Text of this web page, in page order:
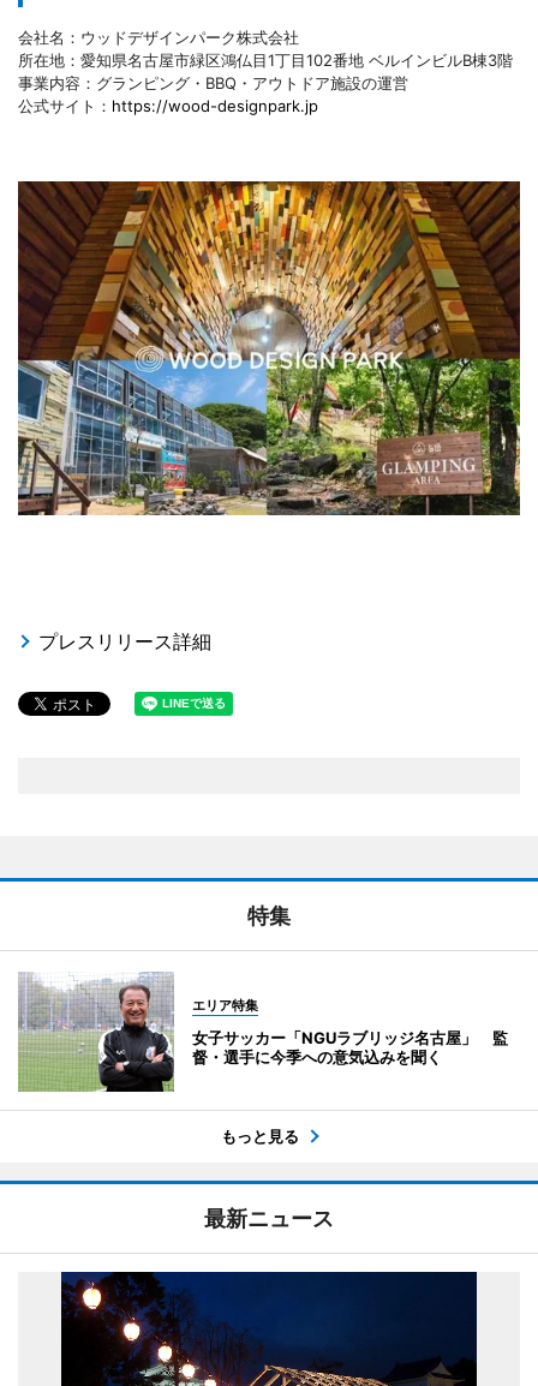
会社名：ウッドデザインパーク株式会社
所在地：愛知県名古屋市緑区鴻仏目1丁目102番地 ベルインビルB棟3階
事業内容：グランピング・BBQ・アウトドア施設の運営
公式サイト： https://wood-designpark.jp
プレスリリース詳細
特集
エリア特集
女子サッカー「NGUラブリッジ名古屋」 監
督・選手に今季への意気込みを聞く
もっと見る
最新ニュース